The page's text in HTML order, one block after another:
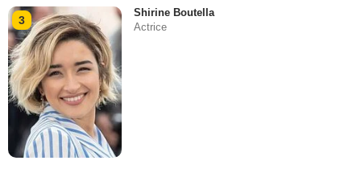
3
Shirine Boutella
Actrice